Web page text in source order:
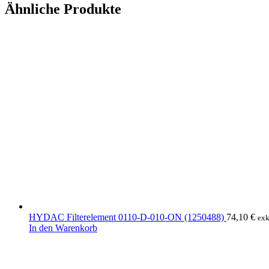
Ähnliche Produkte
HYDAC Filterelement 0110-D-010-ON (1250488) 74,10 €
In den Warenkorb